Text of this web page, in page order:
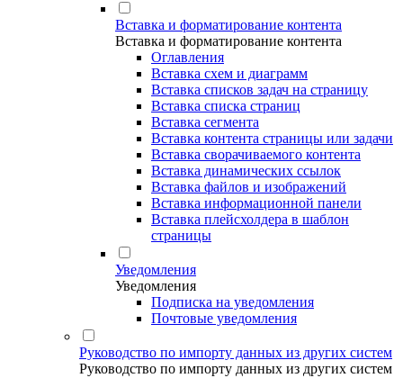
Вставка и форматирование контента
Вставка и форматирование контента
Оглавления
Вставка схем и диаграмм
Вставка списков задач на страницу
Вставка списка страниц
Вставка сегмента
Вставка контента страницы или задачи
Вставка сворачиваемого контента
Вставка динамических ссылок
Вставка файлов и изображений
Вставка информационной панели
Вставка плейсхолдера в шаблон
страницы
Уведомления
Уведомления
Подписка на уведомления
Почтовые уведомления
Руководство по импорту данных из других систем
Руководство по импорту данных из других систем